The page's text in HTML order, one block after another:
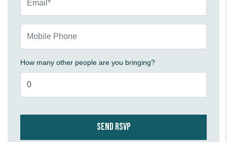
How many other people are you bringing?